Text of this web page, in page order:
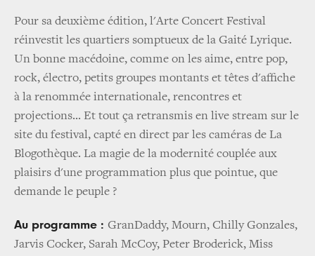
Pour sa deuxième édition, l'Arte Concert Festival
réinvestit les quartiers somptueux de la Gaité Lyrique.
Un bonne macédoine, comme on les aime, entre pop,
rock, électro, petits groupes montants et têtes d'affiche
à la renommée internationale, rencontres et
projections... Et tout ça retransmis en live stream sur le
site du festival, capté en direct par les caméras de La
Blogothèque. La magie de la modernité couplée aux
plaisirs d'une programmation plus que pointue, que
demande le peuple ?
Au programme : GranDaddy, Mourn, Chilly Gonzales,
Jarvis Cocker, Sarah McCoy, Peter Broderick, Miss